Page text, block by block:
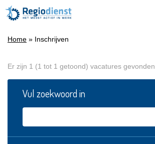
Home » Inschrijven
Er zijn 1 (1 tot 1 getoond) vacatures gevonden
Vul zoekwoord in